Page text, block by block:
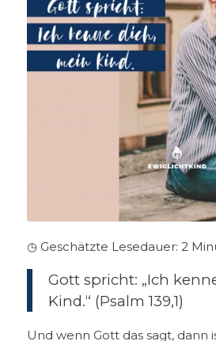
◷ Geschätzte Lesedauer: 2
Gott spricht: „Ich
Kind.“ (Psalm 139,1)
Und wenn Gott das sagt, dann